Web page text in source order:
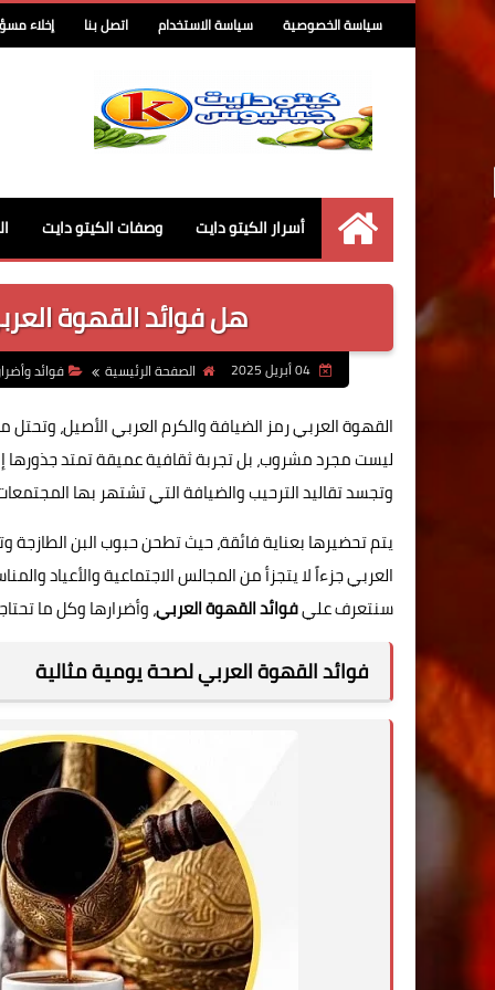
سياسة الخصوصية سياسة الاستخدام اتصل بنا إخلاء
كيتو جينيوس
أسرار الكيتو دايت وصفات الكيتو دايت
هل فوائد القهوة
04 أبريل 2025 الصفحة الرئيسية فوائد
القهوة العربي رمز الضيافة والكرم العربي الأصيل،
ليست مجرد مشروب، بل تجربة ثقافية عميقة تمتد جذورها
وتجسد تقاليد الترحيب والضيافة التي تشتهر بها
يتم تحضيرها بعناية فائقة، حيث تطحن حبوب البن الطازجة
العربي جزءاً لا يتجزأ من المجالس الاجتماعية والأعياد
سنتعرف عليفوائد القهوة العربي، وأضرارها وكل ما
فوائد القهوة العربي لصحة يومية مثالية